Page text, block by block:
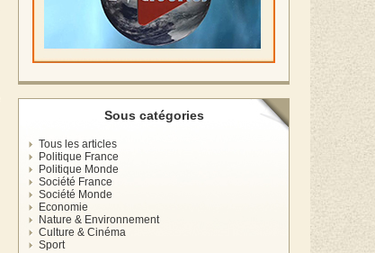
Sous catégories
Tous les articles
Politique France
Politique Monde
Société France
Société Monde
Economie
Nature & Environnement
Culture & Cinéma
Sport